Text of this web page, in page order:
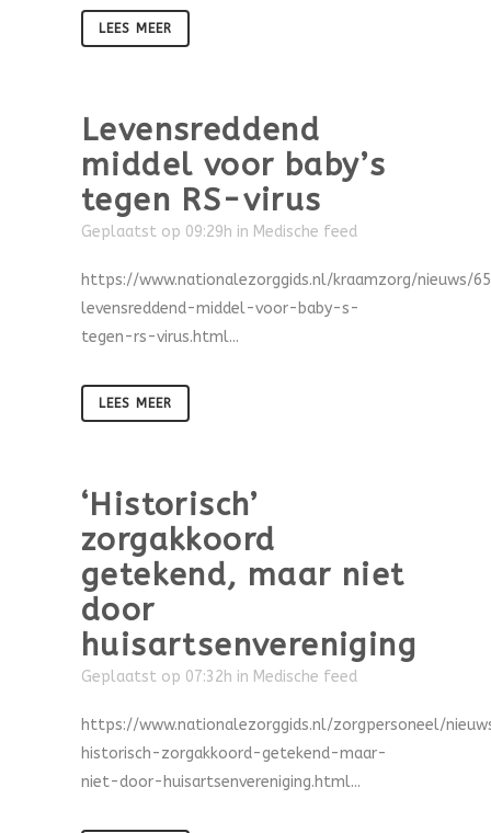
LEES MEER
Levensreddend
middel voor baby’s
tegen RS-virus
Geplaatst op 09:29h in Medische feed
https://www.nationalezorggids.nl/kraamzorg/nieuws/
levensreddend-middel-voor-baby-s-
tegen-rs-virus.html...
LEES MEER
‘Historisch’
zorgakkoord
getekend, maar niet
door
huisartsenvereniging
Geplaatst op 07:32h in Medische feed
https://www.nationalezorggids.nl/zorgpersoneel/
historisch-zorgakkoord-getekend-maar-
niet-door-huisartsenvereniging.html...